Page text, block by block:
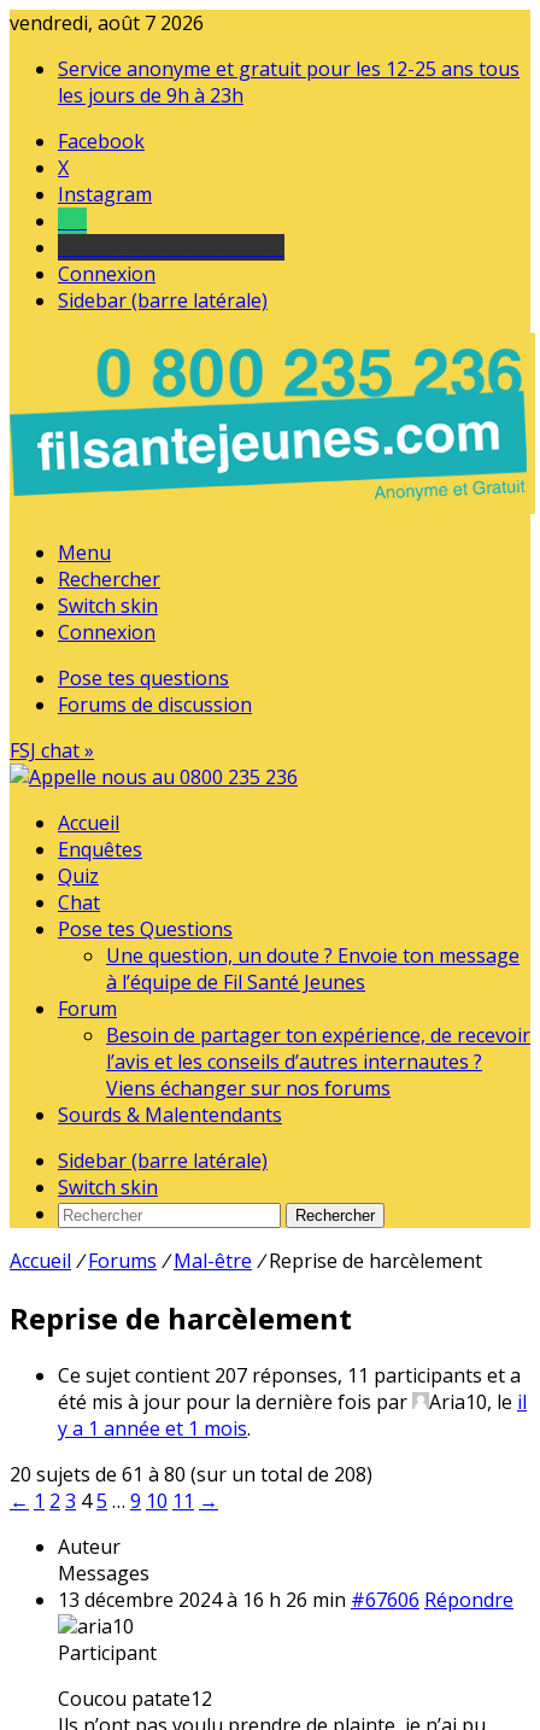
vendredi, août 7 2026
Service anonyme et gratuit pour les 12-25 ans tous
les jours de 9h à 23h
Facebook
X
Instagram
Connexion
Sidebar (barre latérale)
Menu
Rechercher
Switch skin
Connexion
Pose tes questions
Forums de discussion
FSJ chat »
Accueil
Enquêtes
Quiz
Chat
Pose tes Questions
Une question, un doute ? Envoie ton message
à l’équipe de Fil Santé Jeunes
Forum
Besoin de partager ton expérience, de recevoir
l’avis et les conseils d’autres internautes ?
Viens échanger sur nos forums
Sourds & Malentendants
Sidebar (barre latérale)
Switch skin
Rechercher
Accueil / Forums / Mal-être / Reprise de harcèlement
Reprise de harcèlement
Ce sujet contient 207 réponses, 11 participants et a
été mis à jour pour la dernière fois par
Aria10, le il
y a 1 année et 1 mois.
20 sujets de 61 à 80 (sur un total de 208)
← 1 2 3 45 … 9 10 11 →
Auteur
Messages
13 décembre 2024 à 16 h 26 min #67606 Répondre
aria10
Participant
Coucou patate12